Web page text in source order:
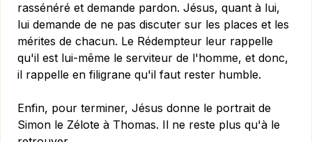
rassénéré et demande pardon. Jésus, quant à lui,
lui demande de ne pas discuter sur les places et les
mérites de chacun. Le Rédempteur leur rappelle
qu'il est lui-même le serviteur de l'homme, et donc,
il rappelle en filigrane qu'il faut rester humble.
Enfin, pour terminer, Jésus donne le portrait de
Simon le Zélote à Thomas. Il ne reste plus qu'à le